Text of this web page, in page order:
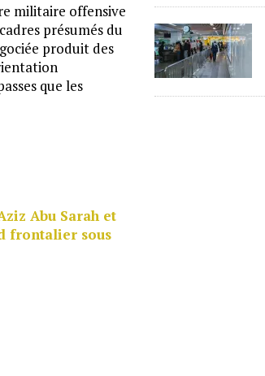
militaire offensive
présumés du
produit des
que les
Abu Sarah et
frontalier sous